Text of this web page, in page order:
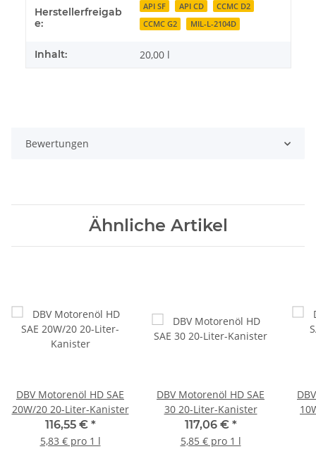
Herstellerfreigab
e:
API SF API CD
CCMC D2
CCMC G2
MIL-L-2104D
Inhalt: 20,00 l
Bewertungen
Ähnliche Artikel
DBV Motorenöl HD SAE
20W/20 20-Liter-Kanister
116,55 € *
5,83 € pro 1 l
DBV Motorenöl HD SAE
30 20-Liter-Kanister
117,06 € *
5,85 € pro 1 l